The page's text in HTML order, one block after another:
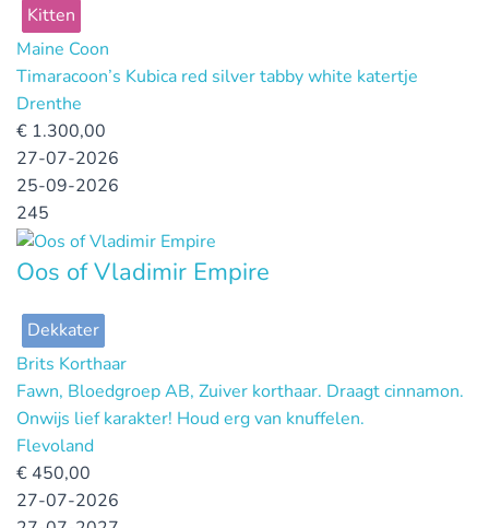
Kitten
Maine Coon
Timaracoon’s Kubica red silver tabby white katertje
Drenthe
€ 1.300,00
27-07-2026
25-09-2026
245
Oos of Vladimir Empire
Dekkater
Brits Korthaar
Fawn, Bloedgroep AB, Zuiver korthaar. Draagt cinnamon.
Onwijs lief karakter! Houd erg van knuffelen.
Flevoland
€ 450,00
27-07-2026